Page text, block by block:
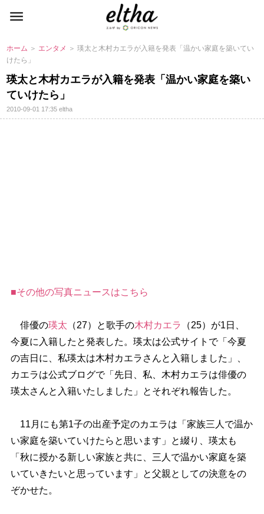
ホーム ＞ エンタメ ＞ 瑛太と木村カエラが入籍を発表「温かい家庭を築いてい
けたら」
瑛太と木村カエラが入籍を発表「温かい家庭を築い
ていけたら」
2010-09-01 17:35eltha
■その他の写真ニュースはこちら
俳優の瑛太 （27）と歌手の木村カエラ
（25）が1日、
今夏に入籍したと発表した。瑛太は公式サイトで「今夏
の吉日に、私瑛太は木村カエラさんと入籍しました」、
カエラは公式ブログで「先日、私、木村カエラは俳優の
瑛太さんと入籍いたしました」とそれぞれ報告した。
11月にも第1子の出産予定のカエラは「家族三人で温か
い家庭を築いていけたらと思います」と綴り、瑛太も
「秋に授かる新しい家族と共に、三人で温かい家庭を築
いていきたいと思っています」と父親としての決意をの
ぞかせた。